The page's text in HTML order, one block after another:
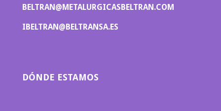
BELTRAN@METALURGICASBELTRAN.COM
IBELTRAN@BELTRANSA.ES
DÓNDE ESTAMOS